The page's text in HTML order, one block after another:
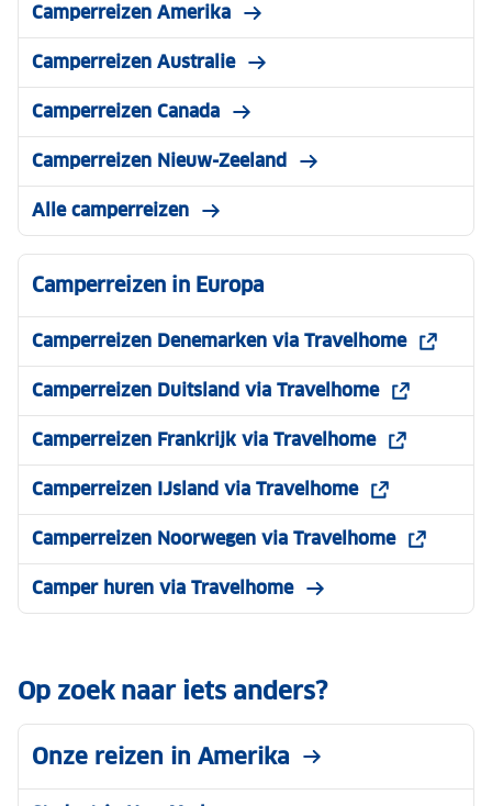
Camperreizen Amerika
Camperreizen Australie
Camperreizen Canada
Camperreizen Nieuw-Zeeland
Alle camperreizen
Camperreizen in Europa
Camperreizen Denemarken via Travelhome
Camperreizen Duitsland via Travelhome
Camperreizen Frankrijk via Travelhome
Camperreizen IJsland via Travelhome
Camperreizen Noorwegen via Travelhome
Camper huren via Travelhome
Op zoek naar iets anders?
Onze reizen in Amerika